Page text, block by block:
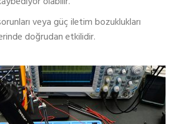
veya güç iletim bozuklukları
doğrudan etkilidir.